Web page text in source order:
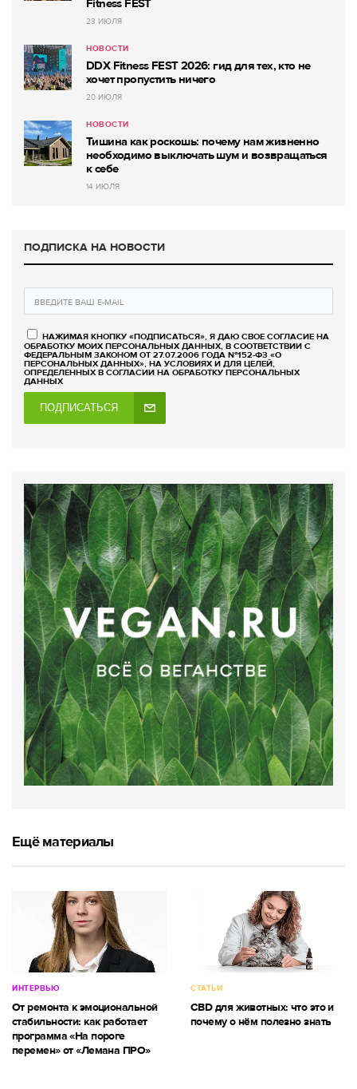
Fitness FEST
23 ИЮЛЯ
НОВОСТИ
DDX Fitness FEST 2026: гид для тех, кто не
хочет пропустить ничего
20 ИЮЛЯ
НОВОСТИ
Тишина как роскошь: почему нам жизненно
необходимо выключать шум и возвращаться
к себе
14 ИЮЛЯ
ПОДПИСКА НА НОВОСТИ
НАЖИМАЯ КНОПКУ «ПОДПИСАТЬСЯ», Я ДАЮ СВОЕ СОГЛАСИЕ НА
ОБРАБОТКУ МОИХ ПЕРСОНАЛЬНЫХ ДАННЫХ, В СООТВЕТСТВИИ С
ФЕДЕРАЛЬНЫМ ЗАКОНОМ ОТ 27.07.2006 ГОДА №152-ФЗ «О
ПЕРСОНАЛЬНЫХ ДАННЫХ», НА УСЛОВИЯХ И ДЛЯ ЦЕЛЕЙ,
ОПРЕДЕЛЕННЫХ В СОГЛАСИИ НА ОБРАБОТКУ ПЕРСОНАЛЬНЫХ
ДАННЫХ
ПОДПИСАТЬСЯ
Ещё материалы
ИНТЕРВЬЮ
От ремонта к эмоциональной
стабильности: как работает
программа «На пороге
перемен» от «Лемана ПРО»
СТАТЬИ
CBD для животных: что это и
почему о нём полезно знать